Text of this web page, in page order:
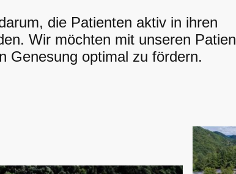
die Patienten aktiv in ihren
Wir möchten mit unseren
Genesung optimal zu fördern.